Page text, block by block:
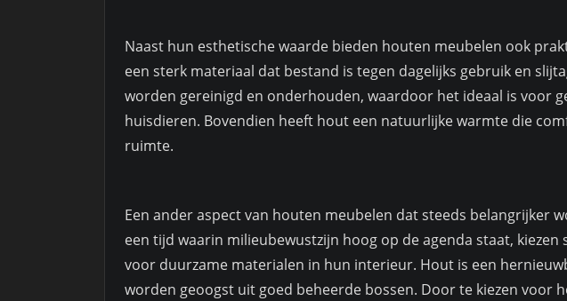
Naast hun esthetische waarde bieden houten meubelen ook
een sterk materiaal dat bestand is tegen dagelijks gebruik en
worden gereinigd en onderhouden, waardoor het ideaal is voor
huisdieren. Bovendien heeft hout een natuurlijke warmte die
ruimte.
Een ander aspect van houten meubelen dat steeds belangrijker
een tijd waarin milieubewustzijn hoog op de agenda staat, kiezen
voor duurzame materialen in hun interieur. Hout is een
worden geoogst uit goed beheerde bossen. Door te kiezen voor